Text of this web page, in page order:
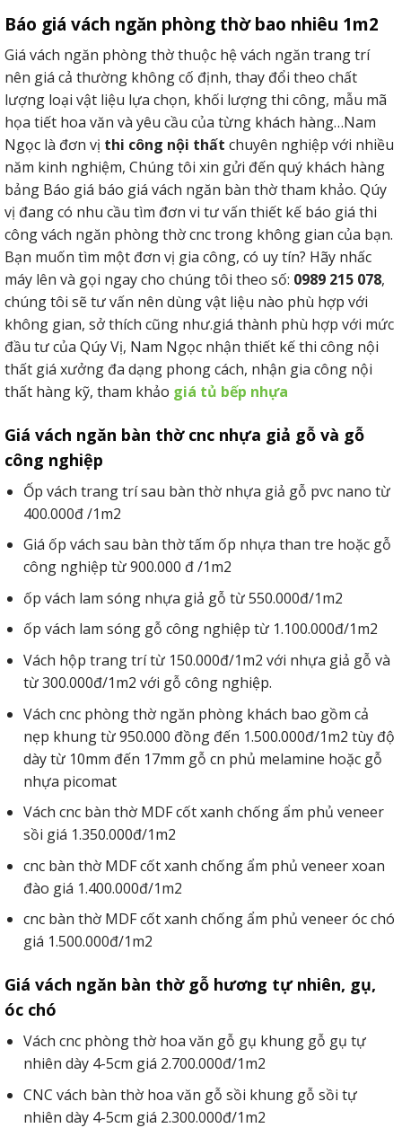
Báo giá vách ngăn phòng thờ bao nhiêu 1m2
Giá vách ngăn phòng thờ thuộc hệ vách ngăn trang trí
nên giá cả thường không cố định, thay đổi theo chất
lượng loại vật liệu lựa chọn, khối lượng thi công, mẫu mã
họa tiết hoa văn và yêu cầu của từng khách hàng…Nam
Ngọc là đơn vị thi công nội thất chuyên nghiệp với nhiều
năm kinh nghiệm, Chúng tôi xin gửi đến quý khách hàng
bảng Báo giá báo giá vách ngăn bàn thờ tham khảo. Qúy
vị đang có nhu cầu tìm đơn vi tư vấn thiết kế báo giá thi
công vách ngăn phòng thờ cnc trong không gian của bạn.
Bạn muốn tìm một đơn vị gia công, có uy tín? Hãy nhấc
máy lên và gọi ngay cho chúng tôi theo số: 0989 215 078,
chúng tôi sẽ tư vấn nên dùng vật liệu nào phù hợp với
không gian, sở thích cũng như.giá thành phù hợp với mức
đầu tư của Qúy Vị, Nam Ngọc nhận thiết kế thi công nội
thất giá xưởng đa dạng phong cách, nhận gia công nội
thất hàng kỹ, tham khảo giá tủ bếp nhựa
Giá vách ngăn bàn thờ cnc nhựa giả gỗ và gỗ
công nghiệp
Ốp vách trang trí sau bàn thờ nhựa giả gỗ pvc nano từ
400.000đ /1m2
Giá ốp vách sau bàn thờ tấm ốp nhựa than tre hoặc gỗ
công nghiệp từ 900.000 đ /1m2
ốp vách lam sóng nhựa giả gỗ từ 550.000đ/1m2
ốp vách lam sóng gỗ công nghiệp từ 1.100.000đ/1m2
Vách hộp trang trí từ 150.000đ/1m2 với nhựa giả gỗ và
từ 300.000đ/1m2 với gỗ công nghiệp.
Vách cnc phòng thờ ngăn phòng khách bao gồm cả
nẹp khung từ 950.000 đồng đến 1.500.000đ/1m2 tùy độ
dày từ 10mm đến 17mm gỗ cn phủ melamine hoặc gỗ
nhựa picomat
Vách cnc bàn thờ MDF cốt xanh chống ẩm phủ veneer
sồi giá 1.350.000đ/1m2
cnc bàn thờ MDF cốt xanh chống ẩm phủ veneer xoan
đào giá 1.400.000đ/1m2
cnc bàn thờ MDF cốt xanh chống ẩm phủ veneer óc chó
giá 1.500.000đ/1m2
Giá vách ngăn bàn thờ gỗ hương tự nhiên, gụ,
óc chó
Vách cnc phòng thờ hoa văn gỗ gụ khung gỗ gụ tự
nhiên dày 4-5cm giá 2.700.000đ/1m2
CNC vách bàn thờ hoa văn gỗ sồi khung gỗ sồi tự
nhiên dày 4-5cm giá 2.300.000đ/1m2